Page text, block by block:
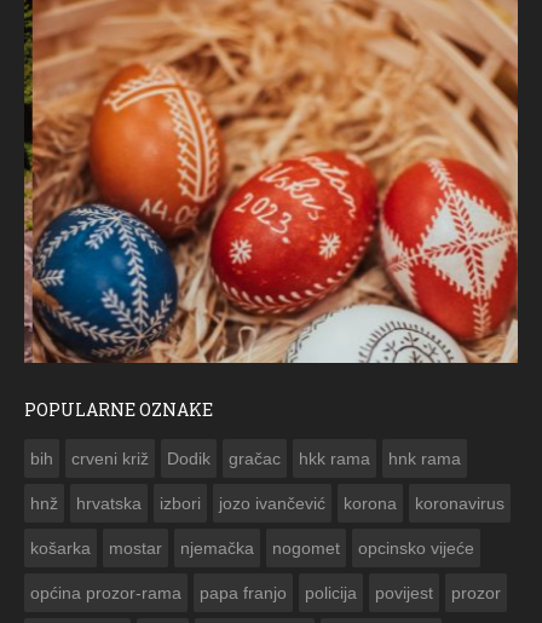
POPULARNE OZNAKE
bih crveni križ Dodik gračac hkk rama hnk rama
hnž hrvatska izbori jozo ivančević korona koronavirus
košarka mostar njemačka nogomet opcinsko vijeće
općina prozor-rama papa franjo policija povijest prozor